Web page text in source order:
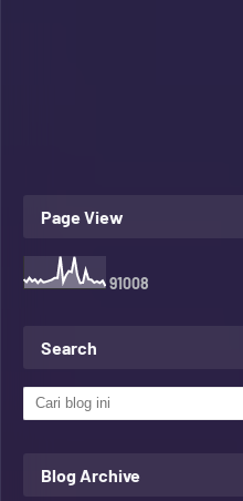
Page View
91008
Search
Blog Archive